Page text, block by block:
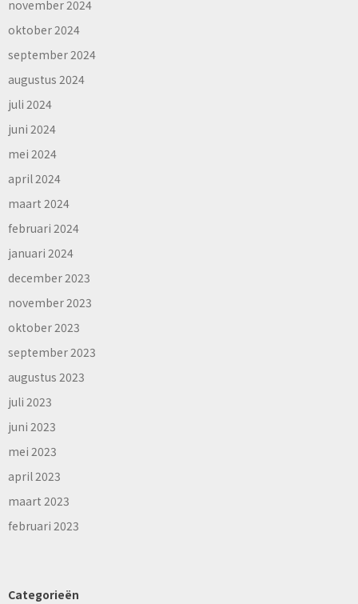
november 2024
oktober 2024
september 2024
augustus 2024
juli 2024
juni 2024
mei 2024
april 2024
maart 2024
februari 2024
januari 2024
december 2023
november 2023
oktober 2023
september 2023
augustus 2023
juli 2023
juni 2023
mei 2023
april 2023
maart 2023
februari 2023
Categorieën